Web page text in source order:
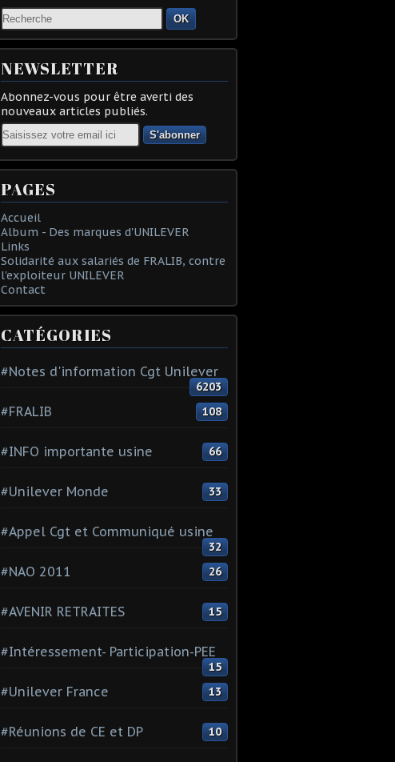
OK
NEWSLETTER
Abonnez-vous pour être averti des
nouveaux articles publiés.
Email
PAGES
Accueil
Album - Des marques d'UNILEVER
Links
Solidarité aux salariés de FRALIB, contre
l'exploiteur UNILEVER
Contact
CATÉGORIES
#Notes d'information Cgt Unilever
6203
#FRALIB 108
#INFO importante usine 66
#Unilever Monde 33
#Appel Cgt et Communiqué usine
32
#NAO 2011 26
#AVENIR RETRAITES 15
#Intéressement- Participation-PEE
15
#Unilever France 13
#Réunions de CE et DP 10